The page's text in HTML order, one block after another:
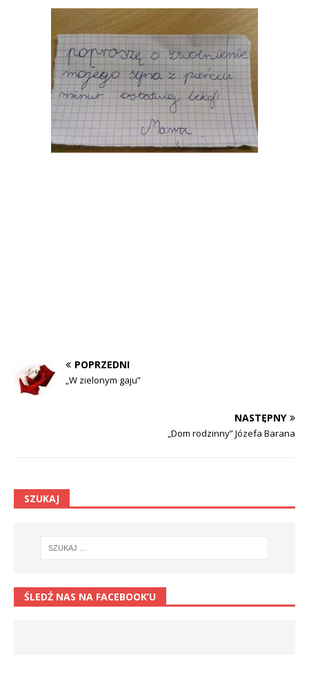
POPRZEDNI
„W zielonym gaju”
NASTĘPNY
„Dom rodzinny” Józefa Barana
SZUKAJ
ŚLEDŹ NAS NA FACEBOOK’U